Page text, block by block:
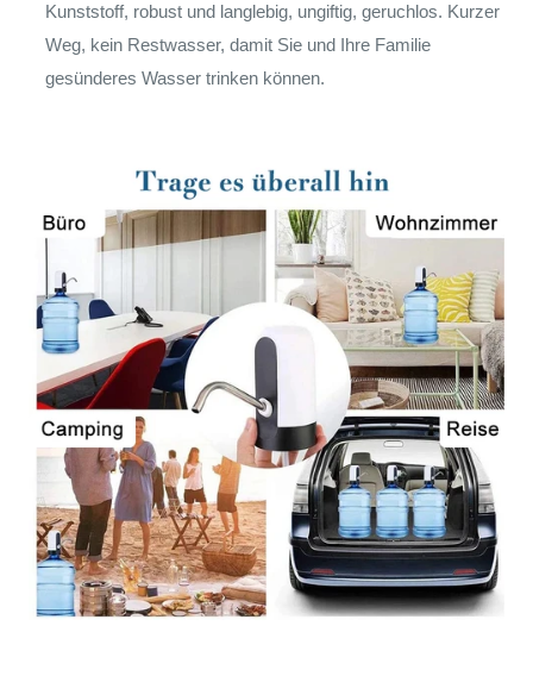
Kunststoff, robust und langlebig, ungiftig, geruchlos. Kurzer
Weg, kein Restwasser, damit Sie und Ihre Familie
gesünderes Wasser trinken können.